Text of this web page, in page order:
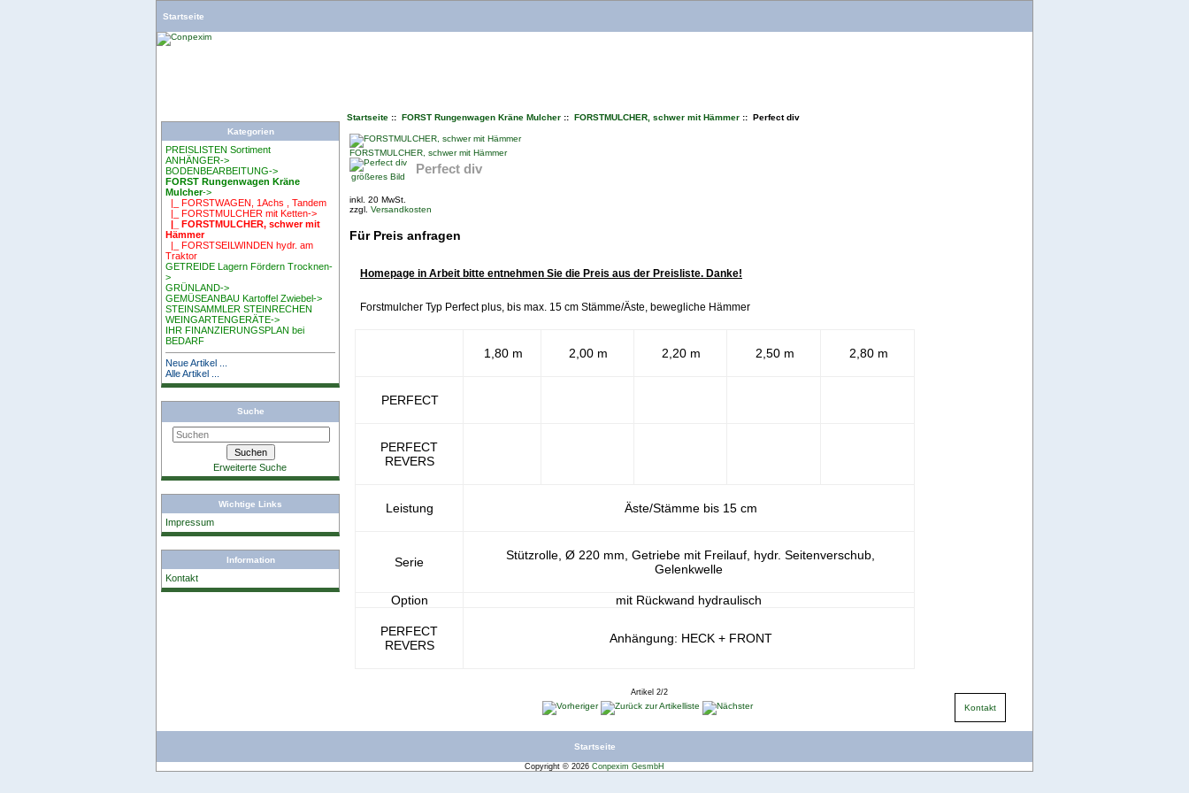
Startseite
Kategorien
PREISLISTEN Sortiment
ANHÄNGER->
BODENBEARBEITUNG->
FORST Rungenwagen Kräne
Mulcher->
|_ FORSTWAGEN, 1Achs , Tandem
|_ FORSTMULCHER mit Ketten->
|_ FORSTMULCHER, schwer mit
Hämmer
|_ FORSTSEILWINDEN hydr. am
Traktor
GETREIDE Lagern Fördern Trocknen-
>
GRÜNLAND->
GEMÜSEANBAU Kartoffel Zwiebel->
STEINSAMMLER STEINRECHEN
WEINGARTENGERÄTE->
IHR FINANZIERUNGSPLAN bei
BEDARF
Neue Artikel ...
Alle Artikel ...
Suche
Erweiterte Suche
Wichtige Links
Impressum
Information
Kontakt
Startseite:: FORST Rungenwagen Kräne Mulcher:: FORSTMULCHER, schwer mit Hämmer:: Perfect div
FORSTMULCHER, schwer mit Hämmer
größeres Bild Perfect div
inkl. 20 MwSt.
zzgl. Versandkosten
Für Preis anfragen
Homepage in Arbeit bitte entnehmen Sie die Preis aus der Preisliste. Danke!
Forstmulcher Typ Perfect plus, bis max. 15 cm Stämme/Äste, bewegliche Hämmer
1,80 m 2,00 m 2,20 m 2,50 m 2,80 m
PERFECT
PERFECT
REVERS
Leistung Äste/Stämme bis 15 cm
Serie
Stützrolle, Ø 220 mm, Getriebe mit Freilauf, hydr. Seitenverschub,
Gelenkwelle
Option mit Rückwand hydraulisch
PERFECT
REVERS
Anhängung: HECK + FRONT
Kontakt
Artikel 2/2
Startseite
Copyright © 2026 Conpexim GesmbH